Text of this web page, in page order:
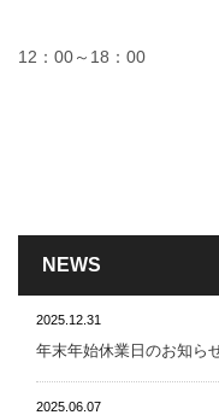
12：00～18：00
NEWS
2025.12.31
年末年始休業日のお知ら
2025.06.07